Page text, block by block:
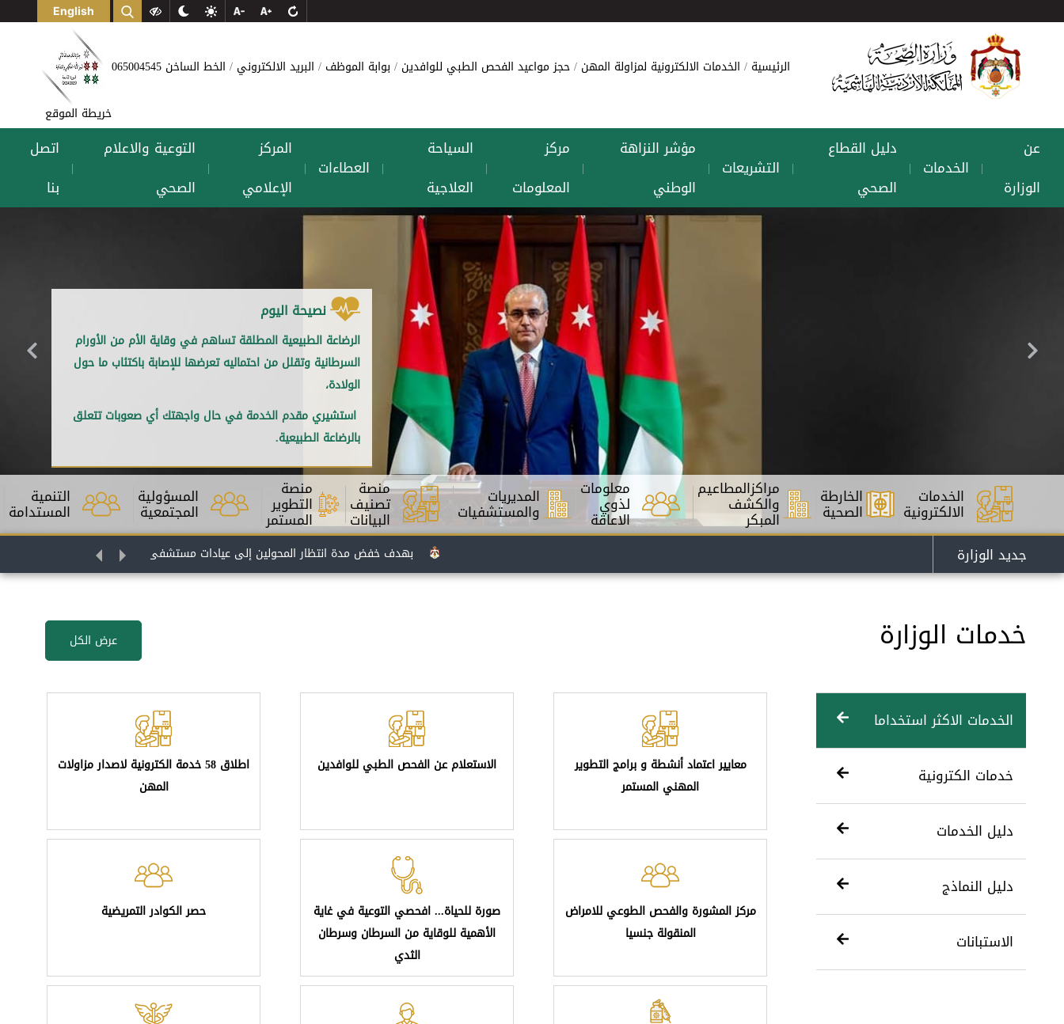
English
الرئيسية الخدمات الالكترونية لمزاولة المهن حجز مواعيد الفحص الطبي للوافدين بوابة الموظف البريد الالكتروني الخط الساخن 065004545
خريطة الموقع
عن
الوزارة
| الخدمات |
دليل القطاع
الصحي
| التشريعات |
مؤشر النزاهة
الوطني
|
مركز
المعلومات
|
السياحة
العلاجية
| العطاءات |
المركز
الإعلامي
|
التوعية والاعلام
الصحي
|
اتصل
بنا
نصيحة اليوم
الرضاعة الطبيعية المطلقة تساهم في وقاية الأم من الأورام
السرطانية وتقلل من احتماليه تعرضها للإصابة باكتئاب ما حول
الولادة،
استشيري مقدم الخدمة في حال واجهتك أي صعوبات تتعلق
بالرضاعة الطبيعية.
الخدمات
الالكترونية
الخارطة
الصحية
مراكزالمطاعيم
والكشف
المبكر
معلومات
لذوي
الاعاقة
المديريات
والمستشفيات
منصة
تصنيف
البيانات
منصة
التطوير
المستمر
المسؤولية
المجتمعية
التنمية
المستدامة
جديد الوزارة
بهدف خفض مدة انتظار المحولين إلى عيادات مستشفى الزرقاء إلى اقل من أسبوع …
الأردن وإسبانيا يطلقان مشروع "رعاية 2" بمنحة قيمتها 5.5 مليون يورو لتعزيز الرعاية الصحية الأولية
خدمات الوزارة عرض الكل
الخدمات الاكثر استخداما
خدمات الكترونية
دليل الخدمات
دليل النماذج
الاستبانات
معايير اعتماد أنشطة و برامج التطوير
المهني المستمر
الاستعلام عن الفحص الطبي للوافدين
اطلاق 58 خدمة الكترونية لاصدار مزاولات
المهن
مركز المشورة والفحص الطوعي للامراض
المنقولة جنسيا
صورة للحياة... افحصي التوعية في غاية
الأهمية للوقاية من السرطان وسرطان
الثدي
حصر الكوادر التمريضية